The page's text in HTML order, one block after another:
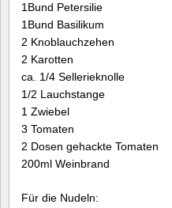
1Bund Petersilie
1Bund Basilikum
2 Knoblauchzehen
2 Karotten
ca. 1/4 Sellerieknolle
1/2 Lauchstange
1 Zwiebel
3 Tomaten
2 Dosen gehackte Tomaten
200ml Weinbrand
Für die Nudeln: